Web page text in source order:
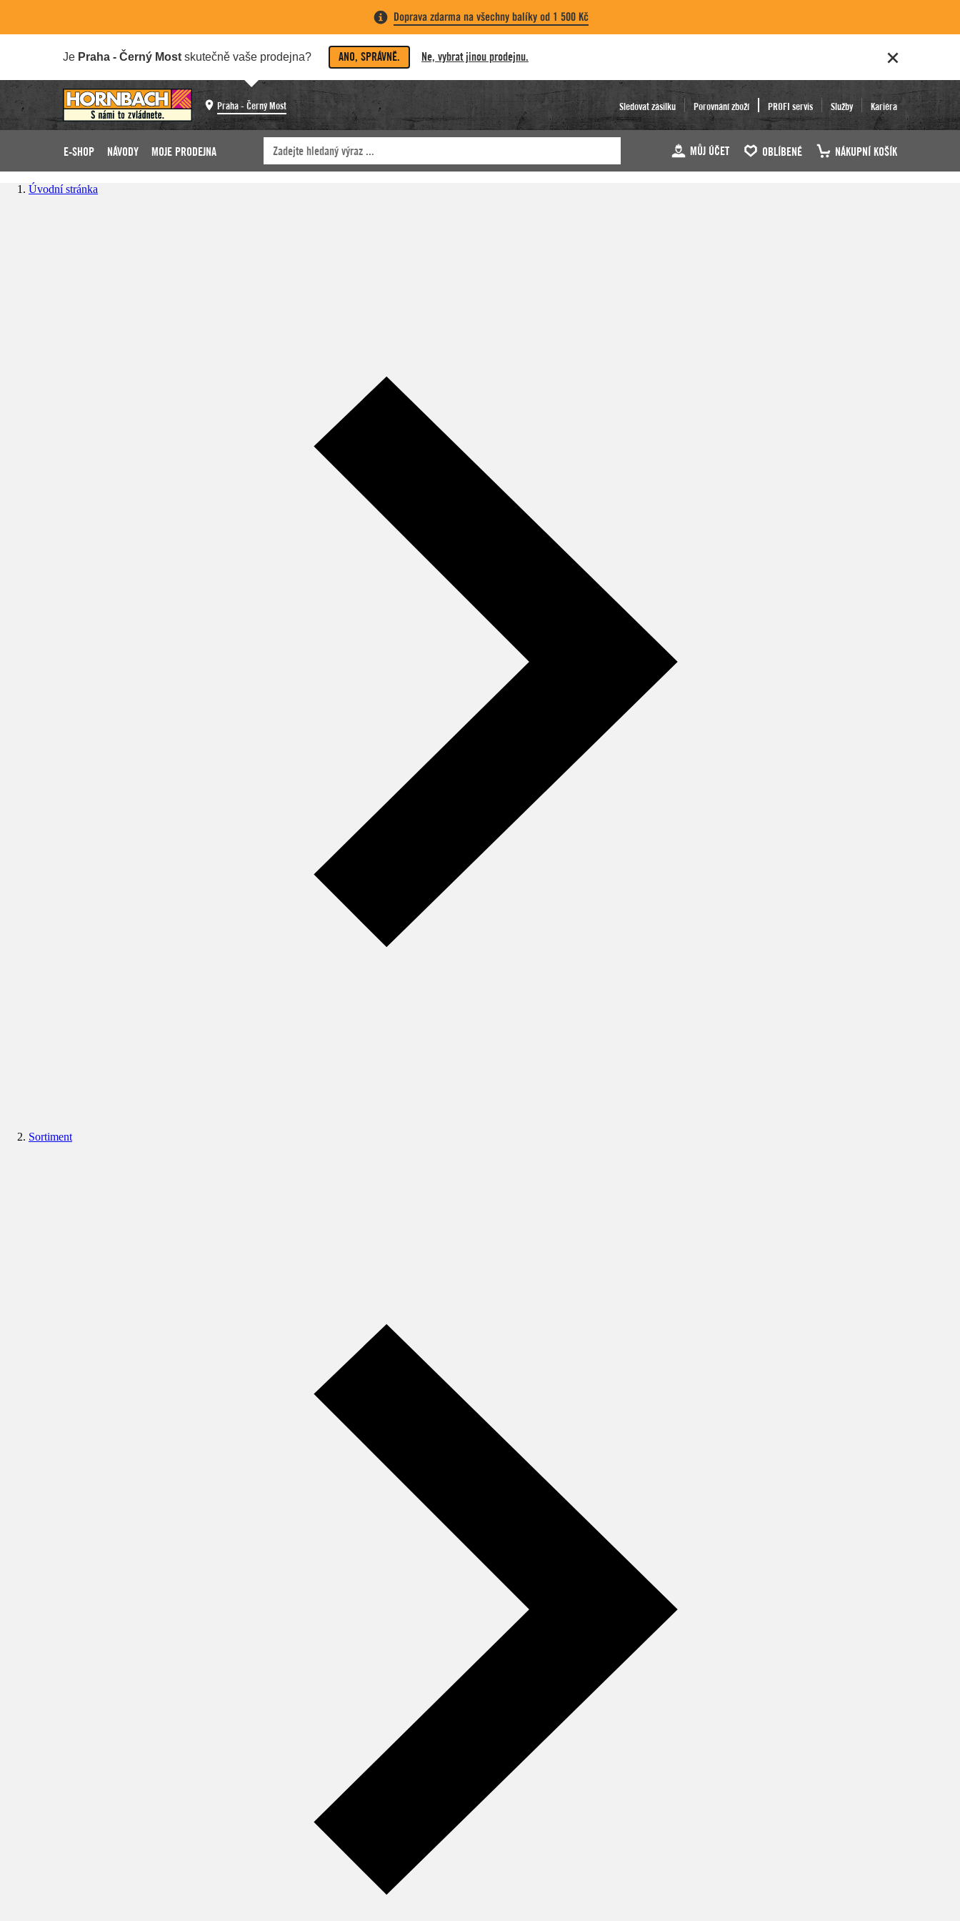
Doprava zdarma na všechny balíky od 1 500 Kč
Je Praha - Černý Most skutečně vaše prodejna? ANO, SPRÁVNĚ. Ne, vybrat jinou prodejnu.
Praha - Černý Most Sledovat zásilku Porovnání zboží PROFI servis Služby Kariéra
E-SHOP NÁVODY MOJE PRODEJNA MŮJ ÚČET OBLÍBENÉ NÁKUPNÍ KOŠÍK
Úvodní stránka
Sortiment